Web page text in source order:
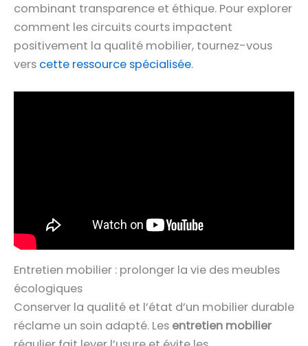
combinant transparence et éthique. Pour explorer
comment les circuits courts impactent
positivement la qualité mobilier, tournez-vous
vers cette ressource spécialisée.
Entretien mobilier : prolonger la vie des meubles
écologiques
Conserver la qualité et l’état d’un mobilier durable
réclame un soin adapté. Les entretien mobilier